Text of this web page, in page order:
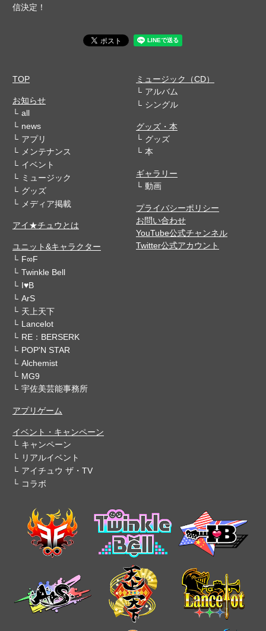
信決定！
TOP
お知らせ
all
news
アプリ
メンテナンス
イベント
ミュージック
グッズ
メディア掲載
アイ★チュウとは
ユニット&キャラクター
F∞F
Twinkle Bell
I♥B
ArS
天上天下
Lancelot
RE：BERSERK
POP'N STAR
Alchemist
MG9
宇佐美芸能事務所
アプリゲーム
イベント・キャンペーン
キャンペーン
リアルイベント
アイチュウ ザ・TV
コラボ
ミュージック（CD）
アルバム
シングル
グッズ・本
グッズ
本
ギャラリー
動画
プライバシーポリシー
お問い合わせ
YouTube公式チャンネル
Twitter公式アカウント